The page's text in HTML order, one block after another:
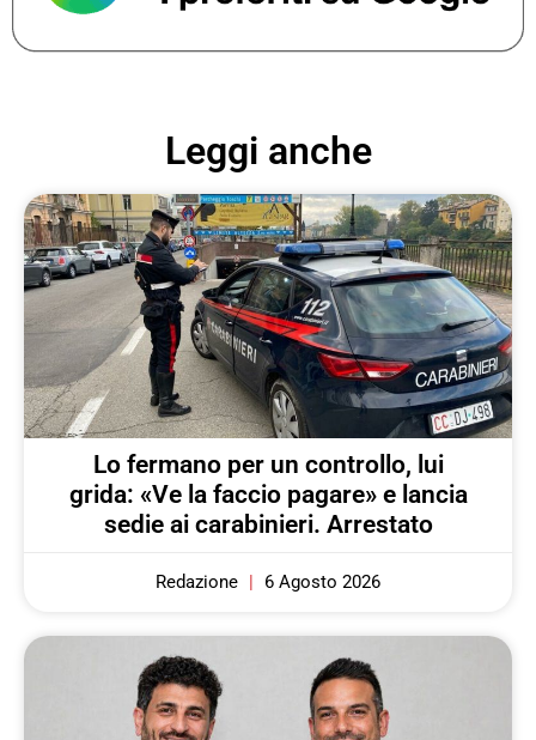
Leggi anche
Lo fermano per un controllo, lui
grida: «Ve la faccio pagare» e lancia
sedie ai carabinieri. Arrestato
Redazione 6 Agosto 2026